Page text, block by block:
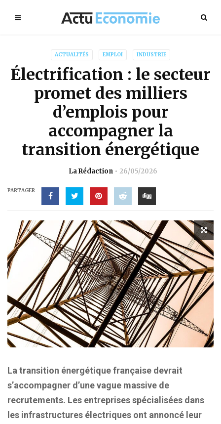
ACTUALITÉS EMPLOI INDUSTRIE
Électrification : le secteur
promet des milliers
d’emplois pour
accompagner la
transition énergétique
La Rédaction 26/05/2026
PARTAGER
La transition énergétique française devrait
s’accompagner d’une vague massive de
recrutements. Les entreprises spécialisées dans
les infrastructures électriques ont annoncé leur